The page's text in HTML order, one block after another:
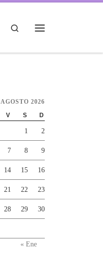
Search
AGOSTO 2026
V S D
1 2
7 8 9
14 15 16
21 22 23
28 29 30
« Ene